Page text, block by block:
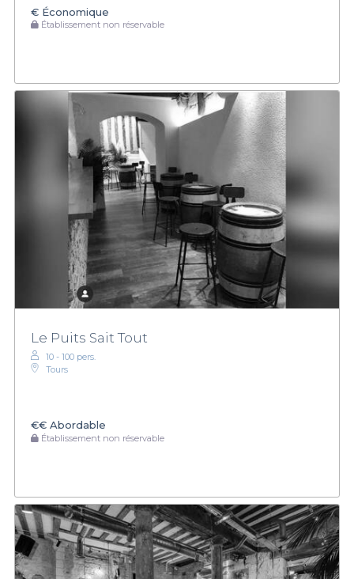
€ Économique
Établissement non réservable
Le Puits Sait Tout
10 - 100 pers.
Tours
€€ Abordable
Établissement non réservable